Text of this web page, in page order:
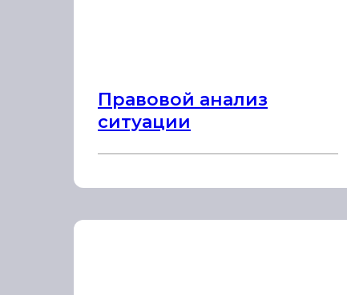
Правовой анализ
ситуации